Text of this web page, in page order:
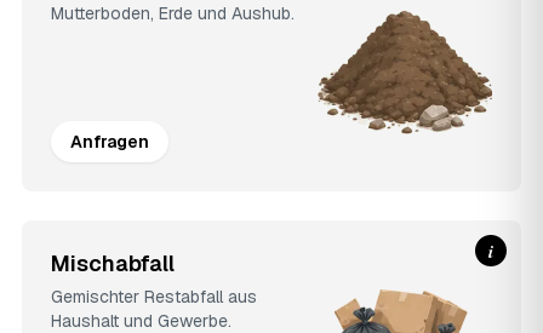
Mutterboden, Erde und Aushub.
Anfragen
Mischabfall
Gemischter Restabfall aus
Haushalt und Gewerbe.
i